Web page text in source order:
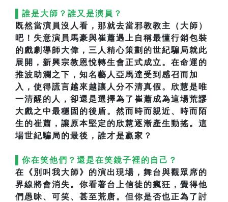
▌誰是大師？誰又是演員？
既然當演員沒人看，那就去當邪教教主（大師）
吧！失意演員馬豪與崔蕭遇上自稱最懂行銷包裝
的戲劇導師大偉，三人精心策劃的世紀騙局就此
展開，新興宗教恩悅轉生會正式成立。在命運的
推波助瀾之下，知名藝人亞馬達受到感召而加
入，使得謊言越來越讓人分不清真假。欣慧是唯
一清醒的人，卻還是選擇為了崔蕭成為這場荒謬
大戲之中最穩固的後盾。然而時而親近、時而陌
生的崔蕭，讓原本堅定的欣慧逐漸產生動搖。這
場世紀騙局的最後，誰才是贏家？
▌你在笑他們？還是在笑鏡子裡的自己？
在《別叫我大師》的演出現場，舞台與觀眾席的
界線將會消失。你看著台上信徒的瘋狂，覺得他
們愚昧、可笑、甚至荒唐。但你是否也正為了討